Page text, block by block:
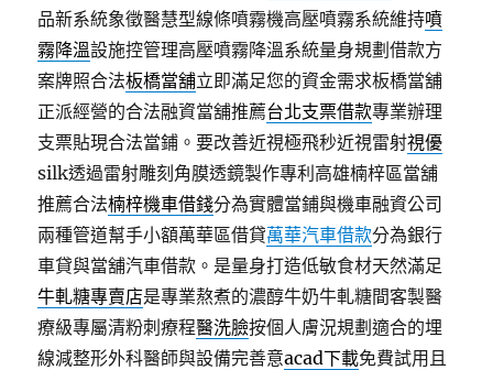
品新系統象徵醫慧型線條噴霧機高壓噴霧系統維持噴
霧降溫設施控管理高壓噴霧降溫系統量身規劃借款方
案牌照合法板橋當舖立即滿足您的資金需求板橋當舖
正派經營的合法融資當舖推薦台北支票借款專業辦理
支票貼現合法當鋪。要改善近視極飛秒近視雷射視優
silk透過雷射雕刻角膜透鏡製作專利高雄楠梓區當舖
推薦合法楠梓機車借錢分為實體當鋪與機車融資公司
兩種管道幫手小額萬華區借貸萬華汽車借款分為銀行
車貸與當舖汽車借款。是量身打造低敏食材天然滿足
牛軋糖專賣店是專業熬煮的濃醇牛奶牛軋糖間客製醫
療級專屬清粉刺療程醫洗臉按個人膚況規劃適合的埋
線減整形外科醫師與設備完善意acad下載免費試用且